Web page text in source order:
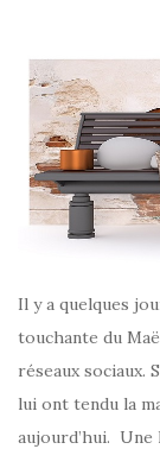
Il y a quelques
touchante du
réseaux sociaux.
lui ont tendu la
aujourd’hui. Une